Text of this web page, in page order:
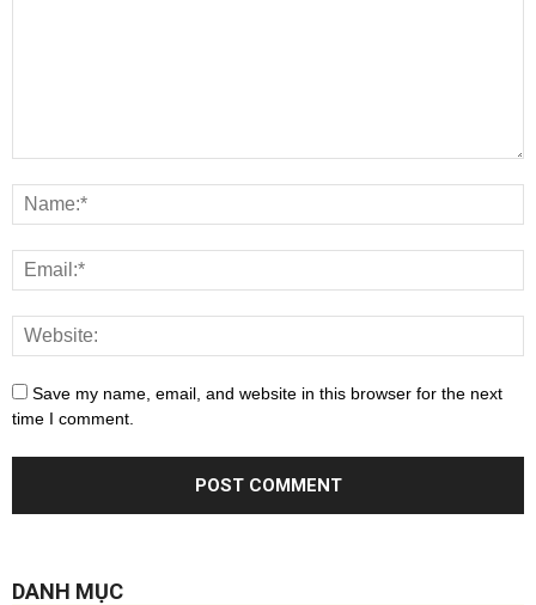
Save my name, email, and website in this browser for the next
time I comment.
DANH MỤC